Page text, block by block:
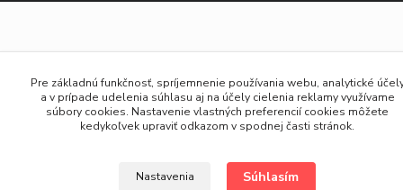
Pre základnú funkčnosť, spríjemnenie používania webu, analytické
a v prípade udelenia súhlasu aj na účely cielenia reklamy využívame
súbory cookies. Nastavenie vlastných preferencií cookies môžete
kedykoľvek upraviť odkazom v spodnej časti stránok.
Nastavenia Súhlasím